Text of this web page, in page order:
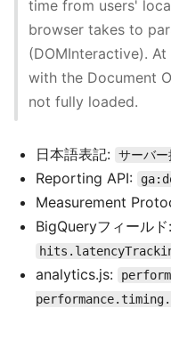
time from users'
browser takes to
(DOMInteractive).
with the Document
not fully loaded.
日本語表記: サーバ
Reporting API:
Measurement
BigQueryフィールド:
analytics.js: